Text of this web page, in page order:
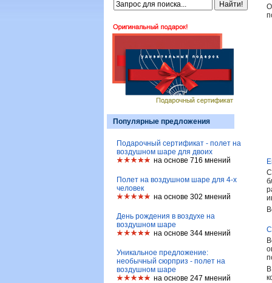
Популярные предложения
Подарочный сертификат - полет на
воздушном шаре для двоих
на основе 716 мнений
Полет на воздушном шаре для 4-х
человек
на основе 302 мнений
День рождения в воздухе на
воздушном шаре
на основе 344 мнений
Уникальное предложение:
необычный сюрприз - полет на
воздушном шаре
на основе 247 мнений